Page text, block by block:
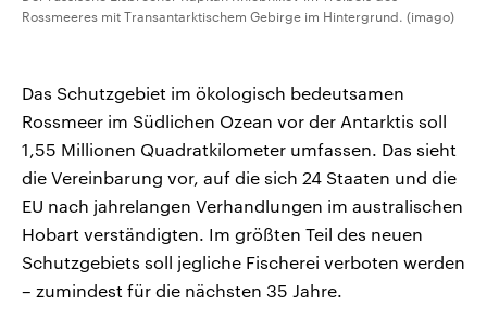
Rossmeeres mit Transantarktischem Gebirge im Hintergrund. (imago)
Das Schutzgebiet im ökologisch bedeutsamen
Rossmeer im Südlichen Ozean vor der Antarktis soll
1,55 Millionen Quadratkilometer umfassen. Das sieht
die Vereinbarung vor, auf die sich 24 Staaten und die
EU nach jahrelangen Verhandlungen im australischen
Hobart verständigten. Im größten Teil des neuen
Schutzgebiets soll jegliche Fischerei verboten werden
– zumindest für die nächsten 35 Jahre.